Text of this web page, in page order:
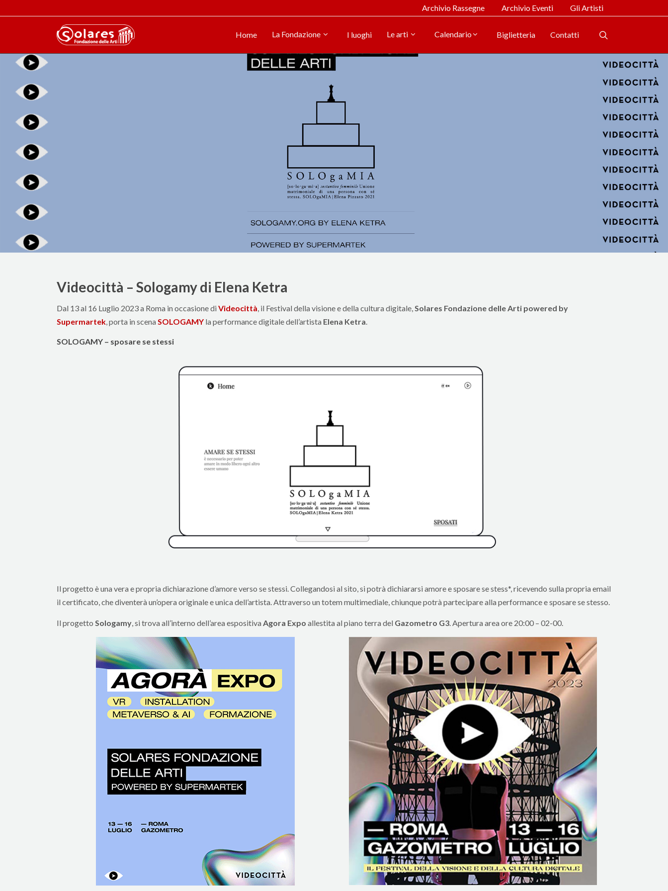
Archivio Rassegne Archivio Eventi Gli Artisti
Home La Fondazione I luoghi Le arti Calendario Biglietteria Contatti
Videocittà – Sologamy di Elena Ketra
Dal 13 al 16 Luglio 2023 a Roma in occasione di Videocittà, il Festival della visione e della cultura digitale,Solares Fondazione delle Arti powered by
Supermartek, porta in scena SOLOGAMY la performance digitale dell’artista Elena Ketra.
SOLOGAMY – sposare se stessi
Il progetto è una vera e propria dichiarazione d’amore verso se stessi. Collegandosi al sito, si potrà dichiararsi amore e sposare se stess*, ricevendo sulla propria email
il certificato, che diventerà un’opera originale e unica dell’artista. Attraverso un totem multimediale, chiunque potrà partecipare alla performance e sposare se stesso.
Il progetto Sologamy, si trova all’interno dell’area espositiva Agora Expo allestita al piano terra del Gazometro G3. Apertura area ore 20:00 – 02-00.